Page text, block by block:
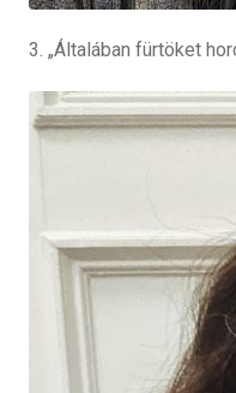
3. „Általában fürtöket